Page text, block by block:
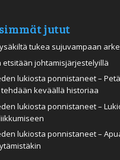
jutut
tukea sujuvampaan
etsitään johtamisjärjestelyillä
lukiosta ponnistaneet –
keväällä historiaa
lukiosta ponnistaneet –
lukiosta ponnistaneet –